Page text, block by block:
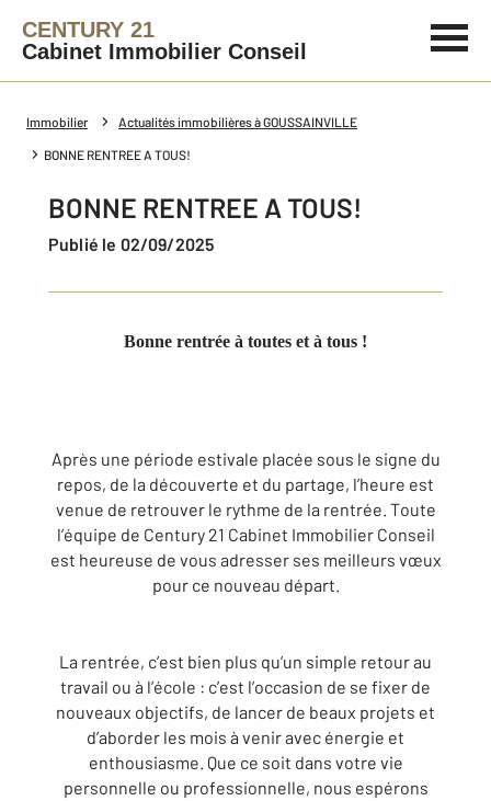
CENTURY 21
Cabinet Immobilier Conseil
Immobilier Actualités immobilières à GOUSSAINVILLE
BONNE RENTREE A TOUS!
BONNE RENTREE A TOUS!
Publié le 02/09/2025
Bonne rentrée à toutes et à tous !
Après une période estivale placée sous le signe du
repos, de la découverte et du partage, l’heure est
venue de retrouver le rythme de la rentrée. Toute
l’équipe de Century 21 Cabinet Immobilier Conseil
est heureuse de vous adresser ses meilleurs vœux
pour ce nouveau départ.
La rentrée, c’est bien plus qu’un simple retour au
travail ou à l’école : c’est l’occasion de se fixer de
nouveaux objectifs, de lancer de beaux projets et
d’aborder les mois à venir avec énergie et
enthousiasme. Que ce soit dans votre vie
personnelle ou professionnelle, nous espérons